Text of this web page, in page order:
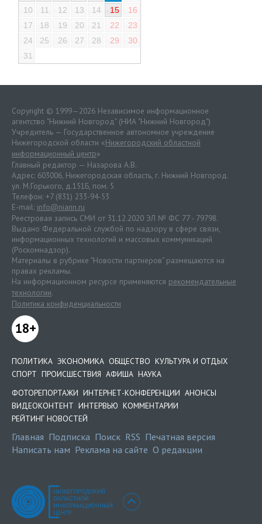
10
11 12 13 14 15
16
17
18 19 20 21 22
23
24
25 26 27 28 29
30
31
Copyright © 1999—2026 Независимое информационное
агентство "Нижний Новгород" (НИА "Нижний Новгород")
Учредитель — Государственное автономное учреждение
Нижегородской области «Нижегородский областной
информационный центр»
Главный редактор — Назарова А.В.
Адрес: 603006, Нижегородская область, г. Нижний Новгород.
ул. М.Горького, д.151Б, пом. 5
Телефон: +7 (831) 233-94-53
E-mail: info@niann.ru
Реестровая запись СМИ от 31.12.2020 ЭЛ № ФС 77 - 79798.
Выдано Федеральной службой по надзору в сфере связи,
информационных технологий и массовых коммуникаций
(Роскомнадзор).
Материалы в рубрике "Новости партнеров" размещаются на
правах рекламы.
На информационном ресурсе применяются рекомендательные
технологии.
Политика конфиденциальности
18+
ПОЛИТИКА ЭКОНОМИКА ОБЩЕСТВО КУЛЬТУРА И ОТДЫХ
СПОРТ ПРОИСШЕСТВИЯ АФИША НАУКА
ФОТОРЕПОРТАЖИ ИНТЕРНЕТ-КОНФЕРЕНЦИИ АНОНСЫ
ВИДЕОКОНТЕНТ ИНТЕРВЬЮ КОММЕНТАРИИ
РЕЙТИНГ НОВОСТЕЙ
Главная Подписка Поиск RSS Печатная версия
Написать нам Реклама на сайте О редакции